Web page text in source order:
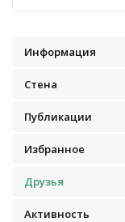
Информация
Стена
Публикации
Избранное
Друзья
Активность